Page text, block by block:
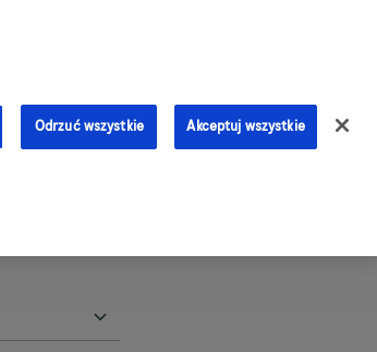
Odrzuć wszystkie Akceptuj wszystkie